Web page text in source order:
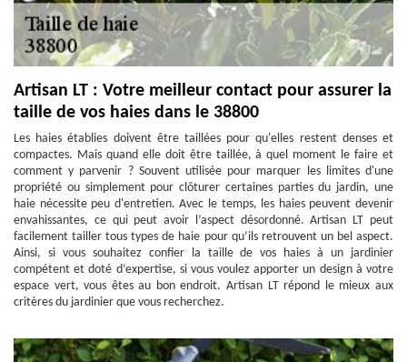
Artisan LT : Votre meilleur contact pour assurer la
taille de vos haies dans le 38800
Les haies établies doivent être taillées pour qu'elles restent denses et
compactes. Mais quand elle doit être taillée, à quel moment le faire et
comment y parvenir ? Souvent utilisée pour marquer les limites d'une
propriété ou simplement pour clôturer certaines parties du jardin, une
haie nécessite peu d'entretien. Avec le temps, les haies peuvent devenir
envahissantes, ce qui peut avoir l’aspect désordonné. Artisan LT peut
facilement tailler tous types de haie pour qu’ils retrouvent un bel aspect.
Ainsi, si vous souhaitez confier la taille de vos haies à un jardinier
compétent et doté d’expertise, si vous voulez apporter un design à votre
espace vert, vous êtes au bon endroit. Artisan LT répond le mieux aux
critères du jardinier que vous recherchez.